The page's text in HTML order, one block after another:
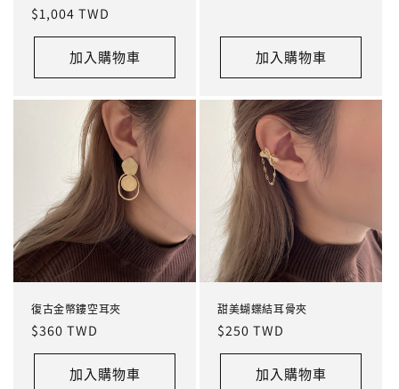
定
價
$1,004 TWD
加入購物車 加入購物車
復古金幣鏤空耳夾
定
價
$360 TWD
加入購物車
甜美蝴蝶結耳骨夾
定
價
$250 TWD
加入購物車